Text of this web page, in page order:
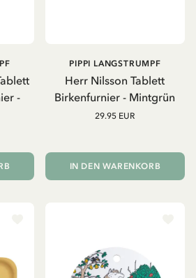
-
Herr Nilsson Tablett
Birkenfurnier - Mintgrün
PIPPI LANGSTRUMPF
29.95 EUR
IN DEN WARENKORB